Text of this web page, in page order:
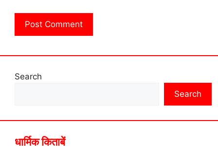
Search
Search
धार्मिक किताबें